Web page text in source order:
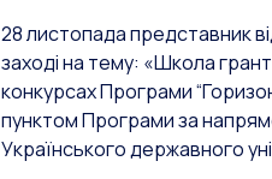
28 листопада представник
заході на тему: «Школа
конкурсах Програми
пунктом Програми за
Українського державного